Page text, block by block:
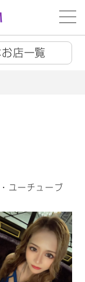
店一覧
ユーチューブ